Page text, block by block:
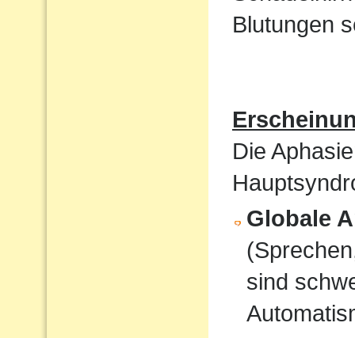
Blutungen
Die
Globale
sind